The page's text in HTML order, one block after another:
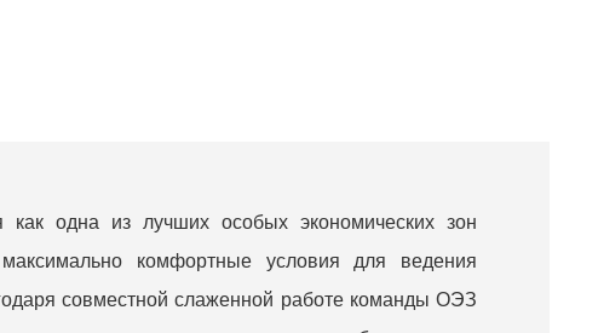
одна из лучших особых экономических зон
комфортные условия для ведения
совместной слаженной работе команды ОЭЗ